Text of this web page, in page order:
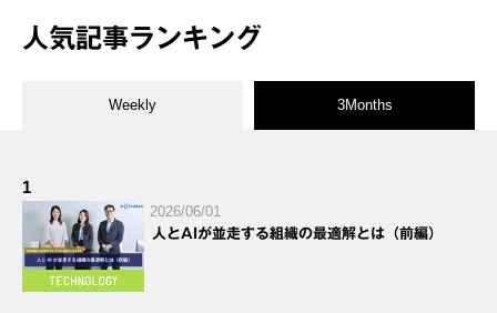
人気記事ランキング
Weekly 3Months
1
2026/06/01
人とAIが並走する組織の最適解とは（前編）